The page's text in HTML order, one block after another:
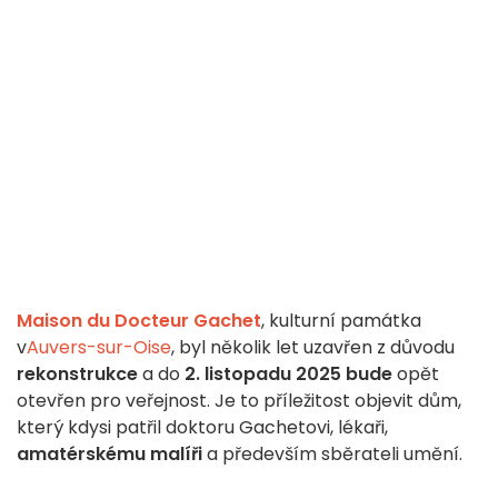
Maison du Docteur Gachet, kulturní památka
vAuvers-sur-Oise, byl několik let uzavřen z důvodu
rekonstrukcea do 2. listopadu 2025 budeopět
otevřen pro veřejnost. Je to příležitost objevit dům,
který kdysi patřil doktoru Gachetovi, lékaři,
amatérskému malířia především sběrateli umění.